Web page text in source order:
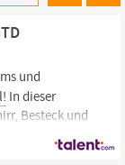
und
In dieser
Besteck und
Aufgabe,
Du unterstützt